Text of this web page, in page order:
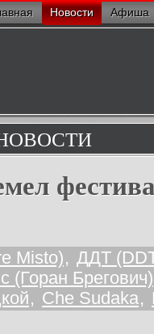
Новости Афиша
Misto), ДДТ
(Горан Брегович)
, Che Sudaka,